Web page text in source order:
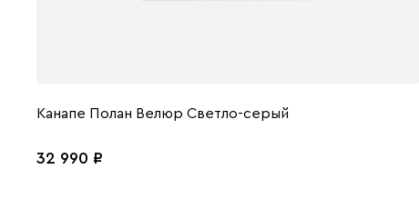
Канапе Полан Велюр Светло-серый
32 990